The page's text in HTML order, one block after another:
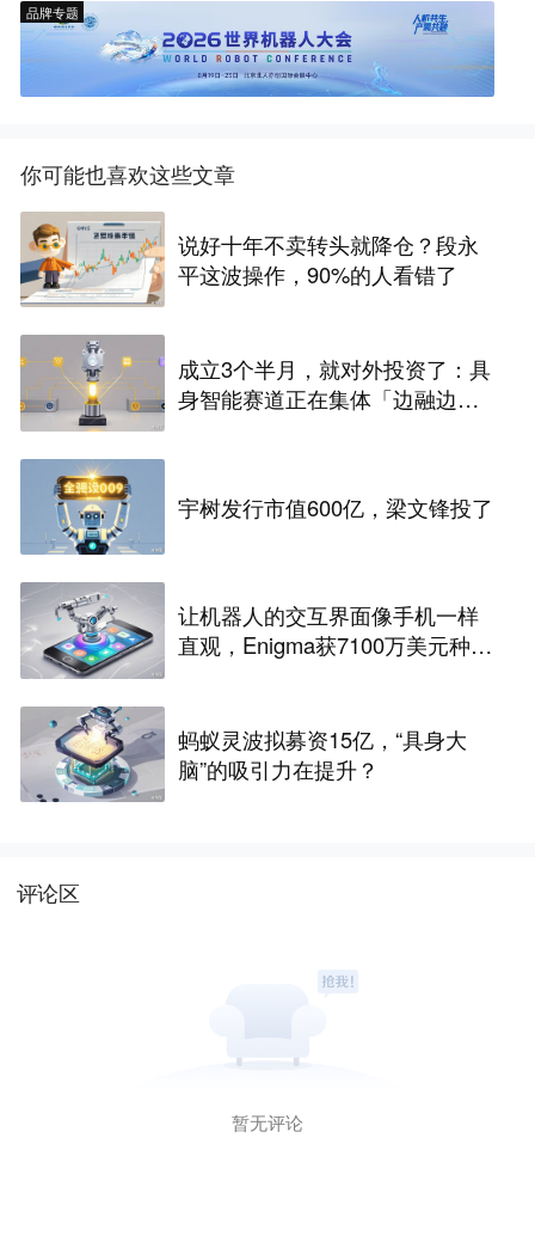
品牌专题
你可能也喜欢这些文章
说好十年不卖转头就降仓？段永
平这波操作，90%的人看错了
成立3个半月，就对外投资了：具
身智能赛道正在集体「边融边
宇树发行市值600亿，梁文锋投了
让机器人的交互界面像手机一样
直观，Enigma获7100万美元种子
蚂蚁灵波拟募资15亿，“具身大
脑”的吸引力在提升？
评论区
暂无评论